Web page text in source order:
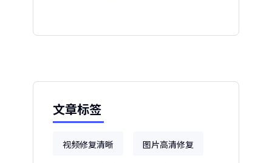
文章标签
视频修复清晰 图片高清修复